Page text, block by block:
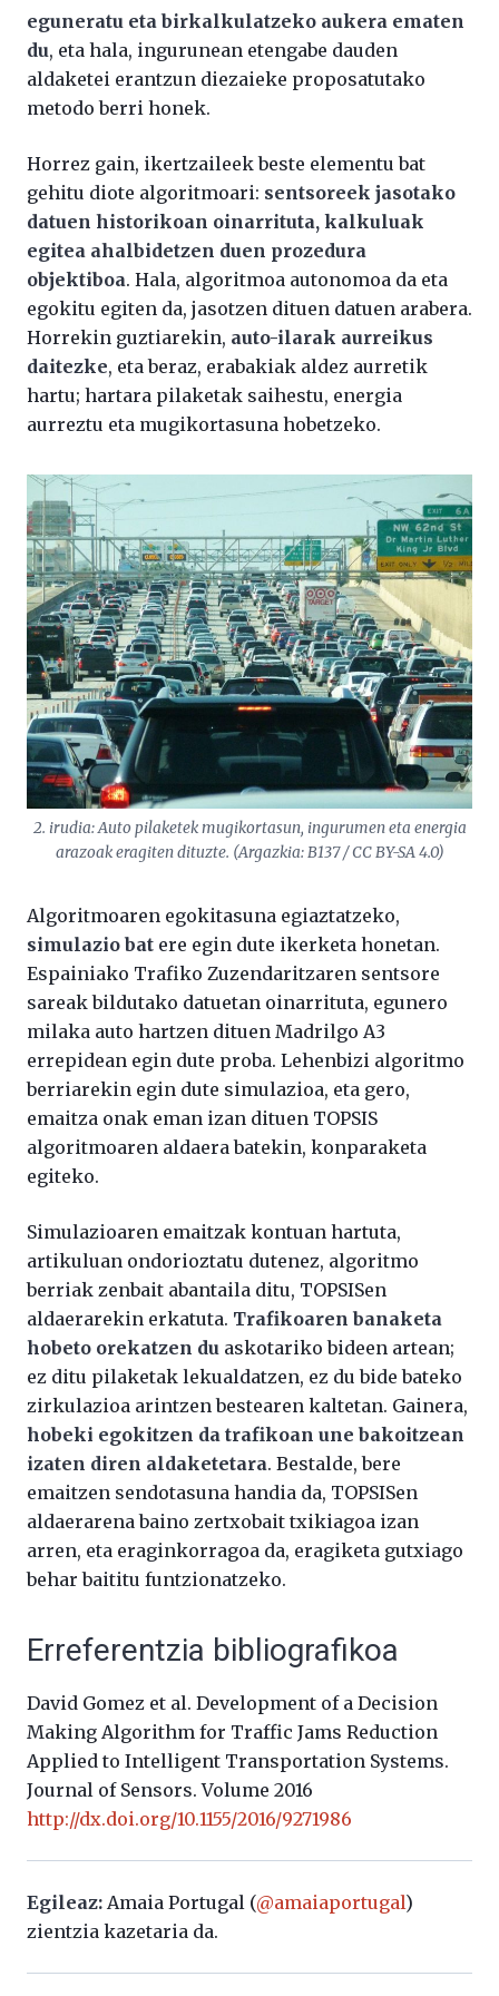
eguneratu eta birkalkulatzeko aukera ematen
du, eta hala, ingurunean etengabe dauden
aldaketei erantzun diezaieke proposatutako
metodo berri honek.
Horrez gain, ikertzaileek beste elementu bat
gehitu diote algoritmoari: sentsoreek jasotako
datuen historikoan oinarrituta, kalkuluak
egitea ahalbidetzen duen prozedura
objektiboa. Hala, algoritmoa autonomoa da eta
egokitu egiten da, jasotzen dituen datuen arabera.
Horrekin guztiarekin, auto-ilarak aurreikus
daitezke, eta beraz, erabakiak aldez aurretik
hartu; hartara pilaketak saihestu, energia
aurreztu eta mugikortasuna hobetzeko.
2. irudia: Auto pilaketek mugikortasun, ingurumen eta energia
arazoak eragiten dituzte. (Argazkia: B137 / CC BY-SA 4.0)
Algoritmoaren egokitasuna egiaztatzeko,
simulazio bat ere egin dute ikerketa honetan.
Espainiako Trafiko Zuzendaritzaren sentsore
sareak bildutako datuetan oinarrituta, egunero
milaka auto hartzen dituen Madrilgo A3
errepidean egin dute proba. Lehenbizi algoritmo
berriarekin egin dute simulazioa, eta gero,
emaitza onak eman izan dituen TOPSIS
algoritmoaren aldaera batekin, konparaketa
egiteko.
Simulazioaren emaitzak kontuan hartuta,
artikuluan ondorioztatu dutenez, algoritmo
berriak zenbait abantaila ditu, TOPSISen
aldaerarekin erkatuta. Trafikoaren banaketa
hobeto orekatzen du askotariko bideen artean;
ez ditu pilaketak lekualdatzen, ez du bide bateko
zirkulazioa arintzen bestearen kaltetan. Gainera,
hobeki egokitzen da trafikoan une bakoitzean
izaten diren aldaketetara. Bestalde, bere
emaitzen sendotasuna handia da, TOPSISen
aldaerarena baino zertxobait txikiagoa izan
arren, eta eraginkorragoa da, eragiketa gutxiago
behar baititu funtzionatzeko.
Erreferentzia bibliografikoa
David Gomez et al. Development of a Decision
Making Algorithm for Traffic Jams Reduction
Applied to Intelligent Transportation Systems.
Journal of Sensors. Volume 2016
http://dx.doi.org/10.1155/2016/9271986
Egileaz: Amaia Portugal (@amaiaportugal)
zientzia kazetaria da.